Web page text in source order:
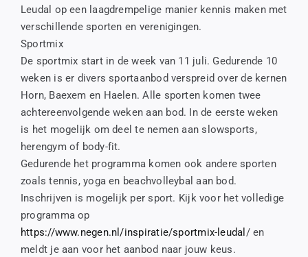
Leudal op een laagdrempelige manier kennis maken met
verschillende sporten en verenigingen.
Sportmix
De sportmix start in de week van 11 juli. Gedurende 10
weken is er divers sportaanbod verspreid over de kernen
Horn, Baexem en Haelen. Alle sporten komen twee
achtereenvolgende weken aan bod. In de eerste weken
is het mogelijk om deel te nemen aan slowsports,
herengym of body-fit.
Gedurende het programma komen ook andere sporten
zoals tennis, yoga en beachvolleybal aan bod.
Inschrijven is mogelijk per sport. Kijk voor het volledige
programma op
https://www.negen.nl/inspiratie/sportmix-leudal / en
meldt je aan voor het aanbod naar jouw keus.